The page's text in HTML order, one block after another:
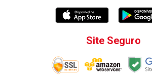
Site Seguro